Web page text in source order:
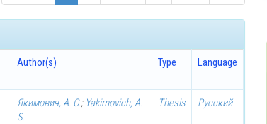
Author(s) Type Language
Якимович, А. С.; Yakimovich, A.
S.
Thesis Русский